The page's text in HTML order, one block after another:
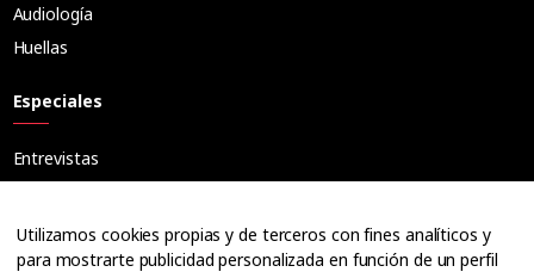
Audiología
Huellas
Especiales
Entrevistas
Ópticos
Cuadernos
Utilizamos cookies propias y de terceros con fines analíticos y
para mostrarte publicidad personalizada en función de un perfil